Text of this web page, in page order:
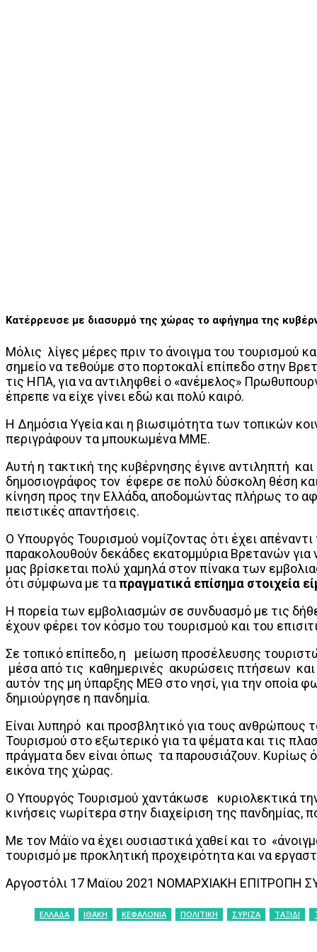
Κατέρρευσε με διασυρμό της χώρας το αφήγημα της
Μόλις λίγες μέρες πριν το άνοιγμα του τουρισμού
σημείο να τεθούμε στο πορτοκαλί επίπεδο στην
τις ΗΠΑ, για να αντιληφθεί ο «ανέμελος»
έπρεπε να είχε γίνει εδώ και πολύ καιρό.
Η Δημόσια Υγεία και η βιωσιμότητα των τοπικών
περιγράφουν τα μπουκωμένα ΜΜΕ.
Αυτή η τακτική της κυβέρνησης έγινε αντιληπτή
δημοσιογράφος τον έφερε σε πολύ δύσκολη θέση
κίνηση προς την Ελλάδα, αποδομώντας πλήρως το
πειστικές απαντήσεις.
Ο Υπουργός Τουρισμού νομίζοντας ότι έχει
παρακολουθούν δεκάδες εκατομμύρια Βρετανών
μας βρίσκεται πολύ χαμηλά στον πίνακα των
ότι σύμφωνα με ταπραγματικά επίσημα στοιχεία
Η πορεία των εμβολιασμών σε συνδυασμό με τις
έχουν φέρει τον κόσμο του τουρισμού και του
Σε τοπικό επίπεδο, η μείωση προσέλευσης
μέσα από τις καθημερινές ακυρώσεις πτήσεων και
αυτόν της μη ύπαρξης ΜΕΘ στο νησί, για την οποία
δημιούργησε η πανδημία.
Είναι λυπηρό και προσβλητικό για τους ανθρώπους
Τουρισμού στο εξωτερικό για τα ψέματα και τις
πράγματα δεν είναι όπως τα παρουσιάζουν. Κυρίως
εικόνα της χώρας.
Ο Υπουργός Τουρισμού χαντάκωσε κυριολεκτικά
κινήσεις νωρίτερα στην διαχείριση της
Με τον Μάϊο να έχει ουσιαστικά χαθεί και το
τουρισμό με προκλητική προχειρότητα και να
Αργοστόλι 17 Μαϊου 2021 ΝΟΜΑΡΧΙΑΚΗ ΕΠΙΤΡΟΠΗ
ΕΛΛΑΔΑ ΙΘΑΚΗ ΚΕΦΑΛΟΝΙΑ ΠΟΛΙΤΙΚΗ ΣΥΡΙΖΑ ΤΑΞΙΔΙ